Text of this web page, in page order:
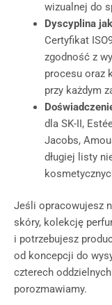
wizualnej do
Dyscyplina
Certyfikat
zgodność z
procesu oraz
przy każdym
dla SK-II,
Jacobs,
długiej listy
Jeśli opracowujesz
skóry, kolekcję
i potrzebujesz
od koncepcji do
czterech
porozmawiamy.